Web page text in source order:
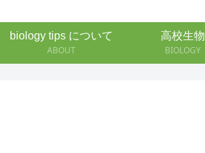
biology tips について
ABOUT
高校生物
BIOLOGY